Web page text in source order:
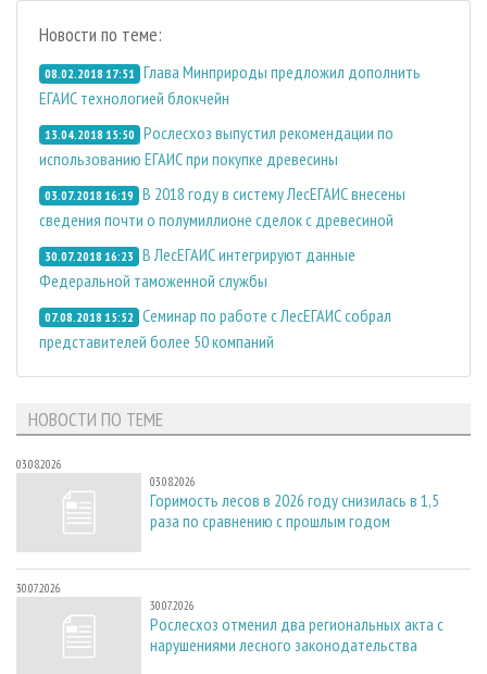
Новости по теме:
08.02.2018 17:51 Глава Минприроды предложил дополнить
ЕГАИС технологией блокчейн
13.04.2018 15:50 Рослесхоз выпустил рекомендации по
использованию ЕГАИС при покупке древесины
03.07.2018 16:19 В 2018 году в систему ЛесЕГАИС внесены
сведения почти о полумиллионе сделок с древесиной
30.07.2018 16:23 В ЛесЕГАИС интегрируют данные
Федеральной таможенной службы
07.08.2018 15:52 Семинар по работе с ЛесЕГАИС собрал
представителей более 50 компаний
НОВОСТИ ПО ТЕМЕ
03.08.2026
03.08.2026
Горимость лесов в 2026 году снизилась в 1,5
раза по сравнению с прошлым годом
30.07.2026
30.07.2026
Рослесхоз отменил два региональных акта с
нарушениями лесного законодательства